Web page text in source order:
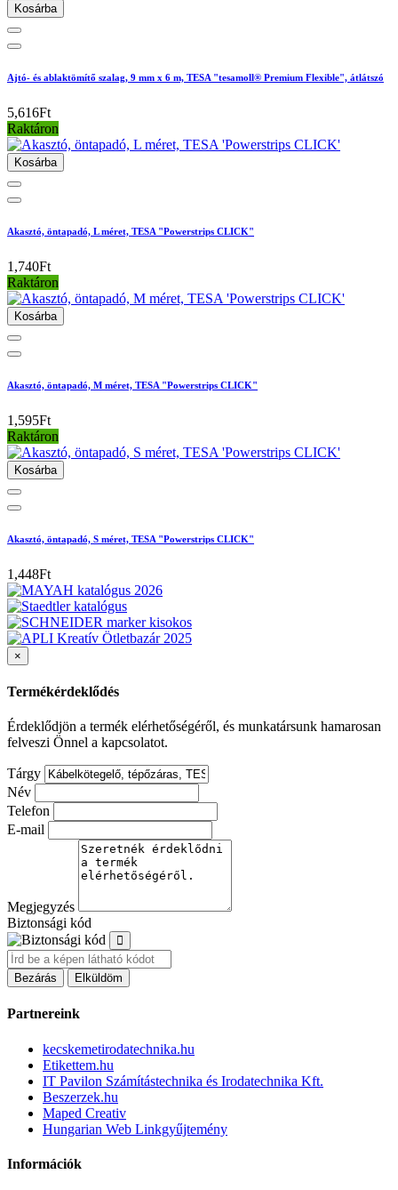
Kosárba
Ajtó- és ablaktömítő szalag, 9 mm x 6 m, TESA "tesamoll® Premium Flexible", átlátszó
5,616Ft
Raktáron
Kosárba
Akasztó, öntapadó, L méret, TESA "Powerstrips CLICK"
1,740Ft
Raktáron
Kosárba
Akasztó, öntapadó, M méret, TESA "Powerstrips CLICK"
1,595Ft
Raktáron
Kosárba
Akasztó, öntapadó, S méret, TESA "Powerstrips CLICK"
1,448Ft
×
Termékérdeklődés
Érdeklődjön a termék elérhetőségéről, és munkatársunk hamarosan
felveszi Önnel a kapcsolatot.
Tárgy
Név
Telefon
E-mail
Megjegyzés
Biztonsági kód
Bezárás Elküldöm
Partnereink
kecskemetirodatechnika.hu
Etikettem.hu
IT Pavilon Számítástechnika és Irodatechnika Kft.
Beszerzek.hu
Maped Creativ
Hungarian Web Linkgyűjtemény
Információk